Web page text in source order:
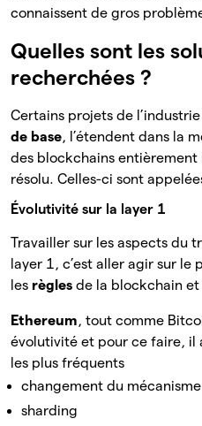
connaissent de gros
Quelles sont les
recherchées ?
Certains projets de
de base, l’étendent dans la
des blockchains
résolu. Celles-ci sont
Évolutivité sur la layer 1
Travailler sur les aspects du
layer 1, c’est aller agir sur
les règles de la blockchain
Ethereum, tout comme
évolutivité et pour ce faire, il
les plus fréquents
changement du
sharding